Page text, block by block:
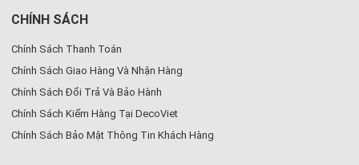
CHÍNH SÁCH
Chính Sách Thanh Toán
Chính Sách Giao Hàng Và Nhận Hàng
Chính Sách Đổi Trả Và Bảo Hành
Chính Sách Kiểm Hàng Tại DecoViet
Chính Sách Bảo Mật Thông Tin Khách Hàng